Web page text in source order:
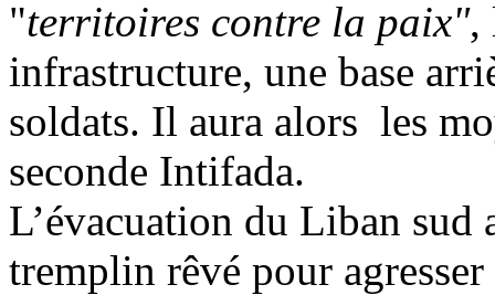
"territoires contre la paix",
infrastructure, une base
soldats. Il aura alors les
seconde Intifada.
L’évacuation du Liban sud
tremplin rêvé pour